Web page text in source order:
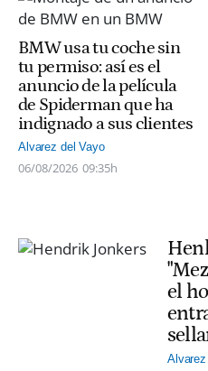
BMW usa tu coche sin
tu permiso: así es el
anuncio de la película
de Spiderman que ha
indignado a sus clientes
Alvarez del Vayo
06/08/2026 09:35h
el